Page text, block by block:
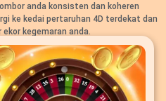
anda konsisten dan koheren
ke kedai pertaruhan 4D terdekat dan
ekor kegemaran anda.